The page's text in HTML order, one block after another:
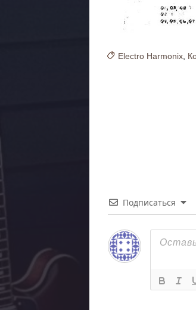
Electro Harmonix,
Подписаться